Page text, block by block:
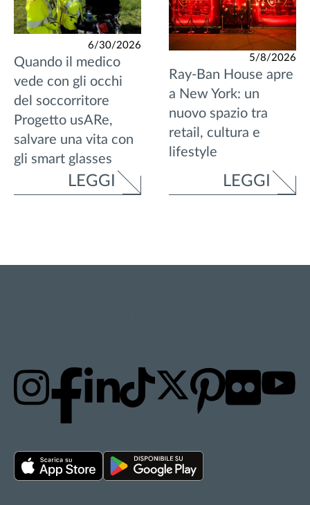
6/30/2026
Quando il medico
vede con gli occhi
del soccorritore
Progetto usARe,
salvare una vita con
gli smart glasses
LEGGI
5/8/2026
Ray-Ban House apre
a New York: un
nuovo spazio tra
retail, cultura e
lifestyle
LEGGI